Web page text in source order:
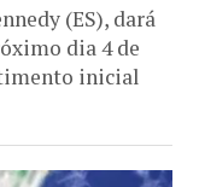
(ES), dará
dia 4 de
inicial